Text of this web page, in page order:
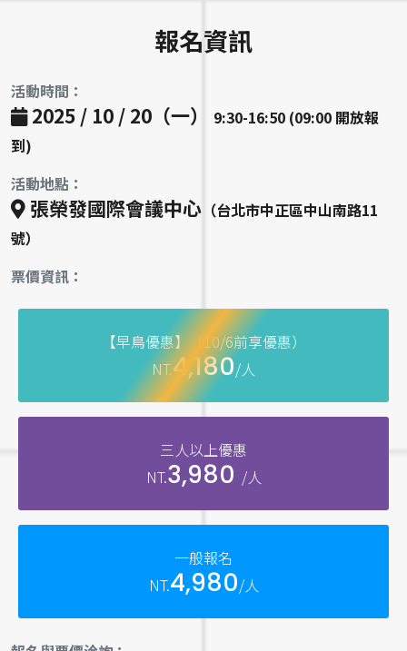
報名資訊
活動時間：
2025 / 10 / 20（一）
9:30-16:50 (09:00 開放報
到)
活動地點：
張榮發國際會議中心 （台北市中正區中山南路11
號）
票價資訊：
【早鳥優惠】（10/6前享優惠）
NT.4,180/人
三人以上優惠
NT.3,980 /人
一般報名
NT.4,980/人